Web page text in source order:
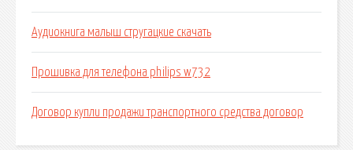
Аудиокнига малыш стругацкие скачать
Прошивка для телефона philips w732
Договор купли продажи транспортного средства договор